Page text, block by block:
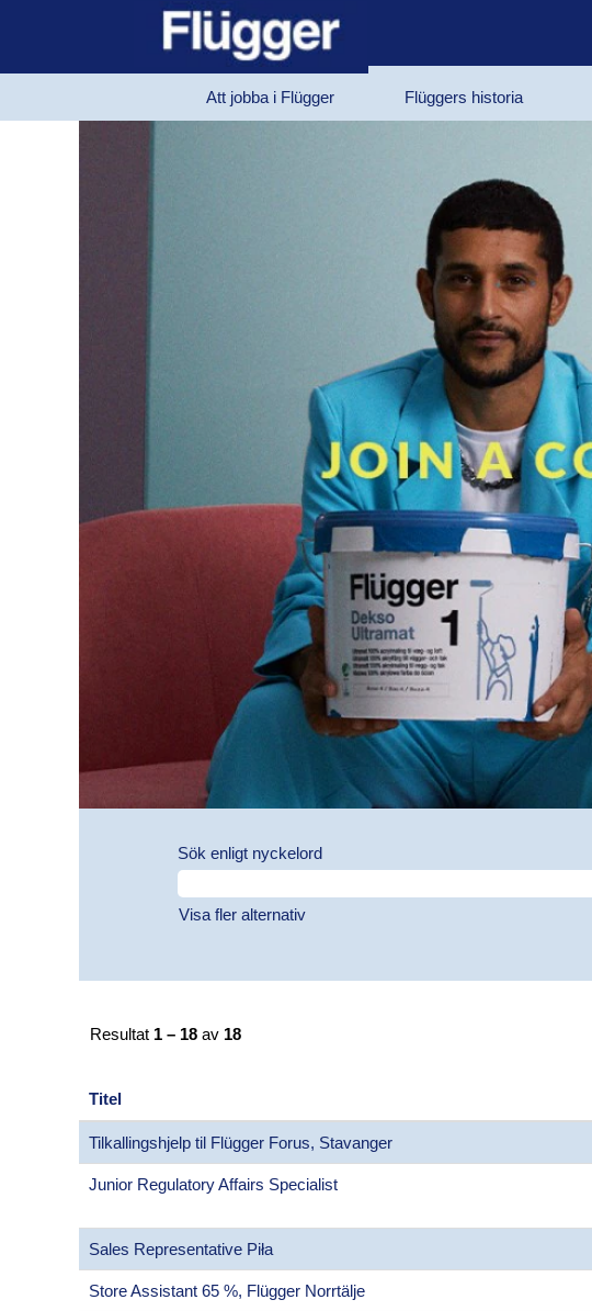
Att jobba i Flügger Flüggers historia
Sök enligt nyckelord
Visa fler alternativ
Resultat 1 – 18 av 18
Titel
Tilkallingshjelp til Flügger Forus, Stavanger
Junior Regulatory Affairs Specialist
Sales Representative Piła
Store Assistant 65 %, Flügger Norrtälje